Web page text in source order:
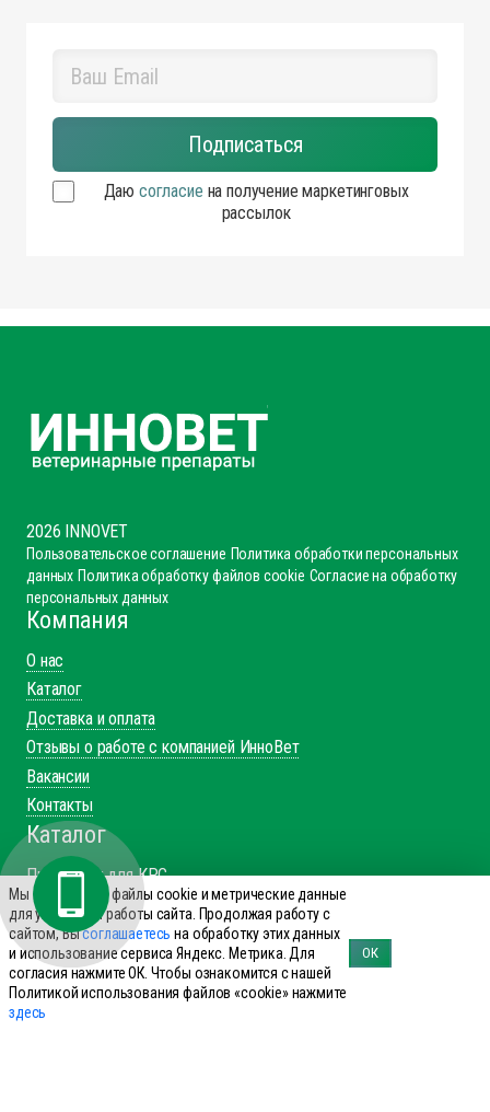
2026 INNOVET
Пользовательское соглашение
данных Политика обработку файлов cookie
персональных данных
Компания
О нас
Каталог
Доставка и оплата
Отзывы о работе с компанией ИнноВет
Вакансии
Контакты
Каталог
Препараты для КРС
Мы используем файлы cookie и метрические данные
для улучшения работы сайта. Продолжая работу с
сайтом, Высоглашаетесь на обработку этих данных
и использование сервиса Яндекс. Метрика. Для
согласия нажмите ОК. Чтобы ознакомится с нашей
Политикой использования файлов «cookie» нажмите
здесь
ОК